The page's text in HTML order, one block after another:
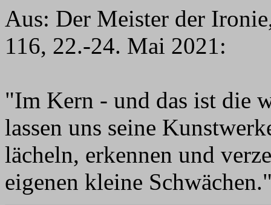
Aus: Der Meister der
116, 22.-24. Mai 2021:
"Im Kern - und das ist die
lassen uns seine
lächeln, erkennen und
eigenen kleine